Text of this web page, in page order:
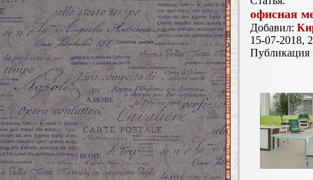
офисная
Добавил:
15-07-2018,